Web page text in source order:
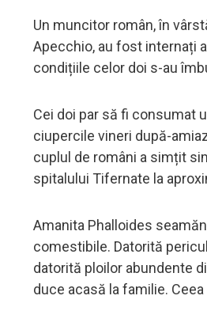
Un muncitor român, în
Apecchio, au fost internați
condițiile celor doi s-au
Cei doi par să fi consumat
ciupercile vineri după-
cuplul de români a simțit
spitalului Tifernate la
Amanita Phalloides
comestibile. Datorită
datorită ploilor abundente
duce acasă la familie.